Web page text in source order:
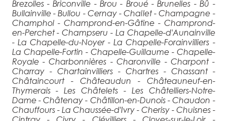
Brezolles - Briconville - Brou - Broué - Brunelles - Bû -
Bullainville - Bullou - Cernay - Challet - Champagne -
Champhol - Champrond-en-Gâtine - Champrond-
en-Perchet - Champseru - La Chapelle-d'Aunainville
- La Chapelle-du-Noyer - La Chapelle-Forainvilliers -
La Chapelle-Fortin - Chapelle-Guillaume - Chapelle-
Royale - Charbonnières - Charonville - Charpont -
Charray - Chartainvilliers - Chartres - Chassant -
Châtaincourt - Châteaudun - Châteauneuf-en-
Thymerais - Les Châtelets - Les Châtelliers-Notre-
Dame - Châtenay - Châtillon-en-Dunois - Chaudon -
Chauffours - La Chaussée-d'Ivry - Cherisy - Chuisnes -